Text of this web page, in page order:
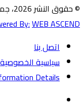
© حقوق النشر 2026، جميع الحقوق محفوظة |
By:WEB ASCEND
اتصل بنا
سياسية الخصوصية
Details